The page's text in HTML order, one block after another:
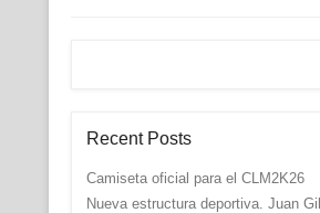
Recent Posts
Camiseta oficial para el CLM2K26
Nueva estructura deportiva. Juan